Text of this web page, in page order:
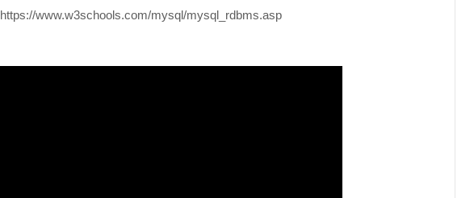
https://www.w3schools.com/mysql/mysql_rdbms.asp